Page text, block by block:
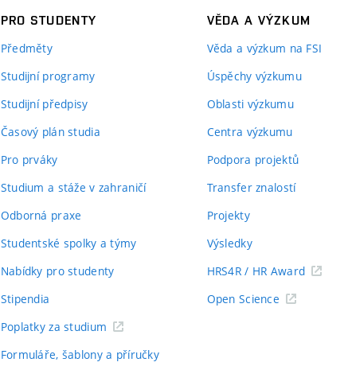
PRO STUDENTY
Předměty
Studijní programy
Studijní předpisy
Časový plán studia
Pro prváky
Studium a stáže v zahraničí
Odborná praxe
Studentské spolky a týmy
Nabídky pro studenty
Stipendia
Poplatky za studium
Formuláře, šablony a příručky
VĚDA A VÝZKUM
Věda a výzkum na FSI
Úspěchy výzkumu
Oblasti výzkumu
Centra výzkumu
Podpora projektů
Transfer znalostí
Projekty
Výsledky
HRS4R / HR Award
Open Science